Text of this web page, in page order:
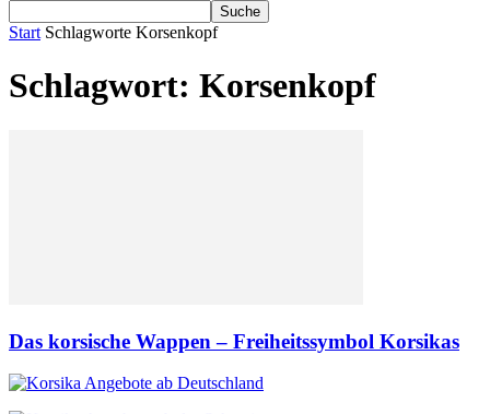
Start Schlagworte Korsenkopf
Schlagwort: Korsenkopf
Das korsische Wappen – Freiheitssymbol Korsikas